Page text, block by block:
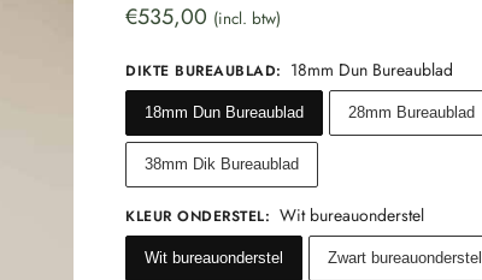
€535,00 (incl. btw)
DIKTE BUREAUBLAD: 18mm Dun Bureaublad
18mm Dun Bureaublad 28mm Bureaublad
38mm Dik Bureaublad
KLEUR ONDERSTEL: Wit bureauonderstel
Wit bureauonderstel Zwart bureauonderstel